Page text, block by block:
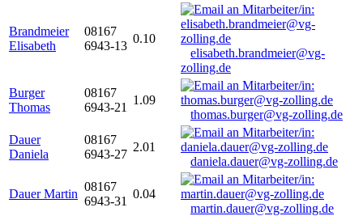
Brandmeier
Elisabeth
08167
6943-13
0.10
elisabeth.brandmeier@vg-
zolling.de
Burger
Thomas
08167
6943-21
1.09
thomas.burger@vg-zolling.de
Dauer
Daniela
08167
6943-27
2.01
daniela.dauer@vg-zolling.de
Dauer Martin
08167
6943-31
0.04
martin.dauer@vg-zolling.de